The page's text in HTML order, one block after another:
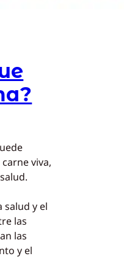
viva,
y el
las
las
y el